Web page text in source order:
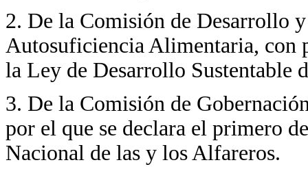
2. De la Comisión de Desarrollo
Autosuficiencia Alimentaria, con
la Ley de Desarrollo Sustentable
3. De la Comisión de
por el que se declara el primero
Nacional de las y los Alfareros.